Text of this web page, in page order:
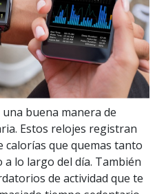
buena manera de
Estos relojes registran
calorías que quemas tanto
lo largo del día. También
de actividad que te